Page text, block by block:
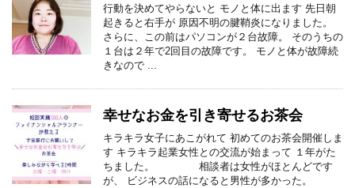
行動を決めてやらないと モノと体に出ます 先日朝
起きると右手が 原因不明の腱鞘炎になりました。
さらに、この前はパソコンが２台故障。 そのうちの
１台は２年で2回目の故障です。 モノと体が故障続
きなので ...
幸せなお金を引き寄せるお茶会
キラキラ女子にあこがれて 初めてのお茶会開催しま
す キラキラ起業女性との交流が始まって １年がた
ちました。 相談者は女性がほとんどです
が、 ビジネスの話になると男性が多かった。